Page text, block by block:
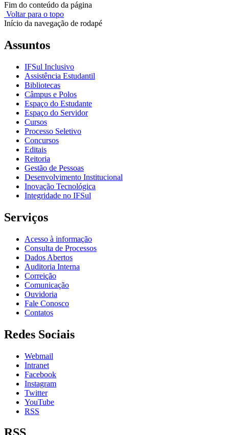
Fim do conteúdo da página
Voltar para o topo
Início da navegação de rodapé
Assuntos
IFSul Inclusivo
Assistência Estudantil
Bibliotecas
Câmpus e Polos
Espaço do Estudante
Espaço do Servidor
Cursos
Processo Seletivo
Concursos
Editais
Reitoria
Gestão de Pessoas
Desenvolvimento Institucional
Inovação Tecnológica
Integridade no IFSul
Serviços
Acesso à informação
Consulta de Processos
Dados Abertos
Auditoria Interna
Correição
Comunicação
Ouvidoria
Fale Conosco
Contatos
Redes Sociais
Webmail
Intranet
Facebook
Instagram
Twitter
YouTube
RSS